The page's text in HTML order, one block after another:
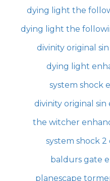
dying light the
dying light the
divinity original
dying light
system shock
divinity original
the witcher
system shock
baldurs gate
planescape